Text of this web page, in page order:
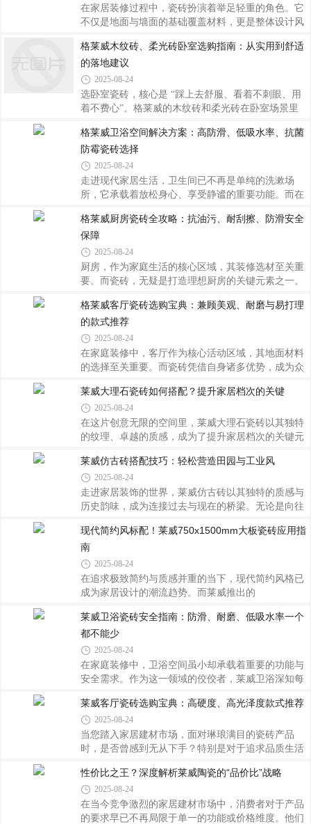
吸水率：防潮抗渗的守护者吸水率决定了瓷砖对水分
吸收的程度，直接关系到其在不同湿度环境下的稳定
不易因吸水膨胀而导致开裂或变形，特别适合用于厨
房、浴室等潮湿区域。查看包装上的“≤0.5%”这样的
标注，表明该款瓷砖具有良好的防水性能。
在家居装修过程中，瓷砖扮演着举足轻重的角色。它
不仅是地面与墙面的基础覆盖材料，更是整体设计风
复杂的术语，如何做出明智的选择？本文将从材质、
工艺等多维度为您深度剖析，助您打造理想中的完美
空间。材质篇：基础决定高度瓷砖的核心在于其原材
料及烧制技术。常见的陶瓷砖主要分为釉面砖、通体
砖、玻化砖等类型。釉面砖表面经过施釉处理，色彩
通体砖则内外质地一致，硬度高耐磨，多见于客厅、
过道等人流量较大的区域。近年来流行的大理
格莱威木纹砖、柔光砖卧室选购指南：从实用到舒适
的落地建议
2025-08-24
选卧室瓷砖，核心是 “踩上去舒服、看着不刺眼、用
着不费心”。格莱威的木纹砖和柔光砖在卧室场景里
卧室采光和装修风格来挑，分享几个实际选购时能落
地的建议，避开常见坑。先搞清楚：卧室用木纹砖还
是柔光砖？先看你的核心需求两种砖的 “舒适感” 不
一样，先明确自己最在意什么，再做选择更不容易后
悔。选木纹砖：更适合喜欢 “温暖感 + 好打理” 的家
复合板怕潮，格莱威木纹砖是很实用的替代。选的时
候重点盯这几点：看木纹还原度，别选
格莱威卫浴空间解决方案：高防滑、低吸水率、抗菌
防霉瓷砖选择
2025-08-24
走进现代家居生活，卫生间已不再是单纯的洗漱场
所，它承载着放松身心、享受静谧的重要功能。而在
要，直接关系到使用的舒适度和安全性。格莱威卫浴
空间解决方案，凭借其卓越的高防滑性能、极低的吸
水率以及强大的抗菌防霉特性，成为众多家庭打造理
想卫浴环境的首选。高防滑，每一步都安心沐浴时的
水面飞溅，或是日常出入浴缸时的湿滑地面，都可能
砖表面处理上下足功夫，采用特殊工艺增加摩擦力，
即便在沾满水珠的情况下也能保持出色的抓地力。
格莱威厨房瓷砖全攻略：抗油污、耐刮擦、防滑安全
保障
2025-08-24
厨房，作为家庭生活的核心区域，其装修选材至关重
要。而瓷砖，无疑是打造理想厨房的关键元素之一。
与实用优势，助您轻松构建一个既美观又实用的烹饪
空间。抗油污——告别油腻烦恼在烟火缭绕的厨房环
境中，油污堪称顽固敌人。但格莱威厨房瓷砖凭借先
进的釉面工艺，拥有出色的抗污性能。其表面致密光
滑，如同给墙面穿上了一件防污铠甲，日常烹饪产生
炒过后满墙飞溅的油星子，只需用湿抹布轻轻一擦，
便能恢复洁净如新，大大减少了清洁的时间与
格莱威客厅瓷砖选购宝典：兼顾美观、耐磨与易打理
的款式推荐
2025-08-24
在家庭装修中，客厅作为核心活动区域，其地面材料
的选择至关重要。而瓷砖凭借自身诸多优势，成为众
砖选购宝典，帮您找到既美观又实用的理想之选。
一、了解需求，明确方向进入展厅之前，先要对自己
家的使用场景有个清晰认知。如果家中有老人或小孩
经常走动，那么安全性和防滑性能应放在首位；若宠
活的家庭来说，瓷砖的整体质感与设计风格更要契合
家居氛围。同时，还要结合客厅采光情况来确定颜色
基调——光线充足的空间可以尝试深色系增添稳
莱威大理石瓷砖如何搭配？提升家居档次的关键
2025-08-24
在这片创意无限的空间里，莱威大理石瓷砖以其独特
的纹理、卓越的质感，成为了提升家居档次的关键元
之道，开启一场关于美的蜕变之旅。色彩和谐，奠定
基调选择莱威大理石瓷砖的首要原则是色彩搭配。
莱威仿古砖搭配技巧：轻松营造田园与工业风
2025-08-24
走进家居装饰的世界，莱威仿古砖以其独特的质感与
历史韵味，成为连接过去与现在的桥梁。无论是向往
它都能游刃有余地融入其中，为空间增添一抹不凡的
气息。下面，就让我们一起探索如何运用莱威仿古
砖，轻松营造出这两种截然不同却又同样迷人的装修
效果。田园风：自然的呼唤想要打造一片充满生机与
和谐的田园角落，关键在于色彩的选择与布局的自然
是带有细微裂纹的暖黄色调，它们仿佛直接取自乡间
的泥土与阳光，自带一股温暖而质朴的力量。将
现代简约风标配！莱威750x1500mm大板瓷砖应用指
南
2025-08-24
在追求极致简约与质感并重的当下，现代简约风格已
成为家居设计的潮流趋势。而莱威推出的
势、卓越的品质及广泛的适用性，正逐步成为打造现
代简约空间的理想选择。以下是一份详尽的应用指
南，助您充分利用这一“黄金大板”，营造出既简洁又
不失格调的生活氛围。一、尺寸解析：为何是
750x1500mm？该规格被称为行业内的“黄金大板”，
准，能完整覆盖墙面或地面区域，减少拼接痕迹；同
时宽度控制在750mm，便于搬运、铺贴和裁切，兼顾
实用性与美观度。相
莱威卫浴瓷砖安全指南：防滑、耐磨、低吸水率一个
都不能少
2025-08-24
在家庭装修中，卫浴空间虽小却承载着重要的功能与
安全需求。作为这一领域的佼佼者，莱威卫浴深知每
障。今天，我们就来详细解读莱威卫浴瓷砖如何通过
其卓越的防滑性、耐磨性以及低吸水率三大特性，为
您打造一个既美观又安全的私密天地。一、防滑——
守护每一步的安全浴室地面湿滑是导致意外摔倒的主
理技术，使瓷砖拥有细腻而不失抓力的纹理设计。无
论是光滑如镜面的抛光砖还是带有自然质感的仿古砖
系列，均经过特殊工艺处理，确保即使在水渍
莱威客厅瓷砖选购宝典：高硬度、高光泽度款式推荐
2025-08-24
当您踏入家居建材市场，面对琳琅满目的瓷砖产品
时，是否曾感到无从下手？特别是对于追求品质生活
望其拥有如镜面般光滑亮丽的效果。今天，我们就来
聊聊如何挑选到兼具高硬度与高光泽度的莱威客厅瓷
砖，让您的家焕然一新。为何重视硬度和光泽？在众
多考量因素中，硬度直接关系到瓷砖的使用寿命和维
性价比之王？深度解析莱威陶瓷的“品价比”战略
2025-08-24
在当今竞争激烈的家居建材市场中，消费者对于产品
的要求早已不再局限于单一的功能或价格维度。他们